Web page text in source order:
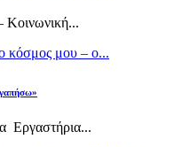
κόσμος μου – ο...
Εργαστήρια...